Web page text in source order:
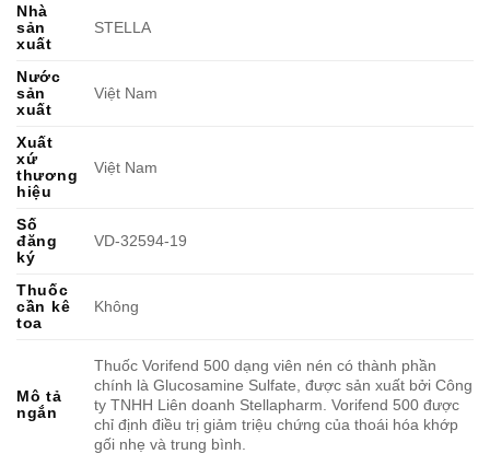
Nhà
sản
xuất
STELLA
Nước
sản
xuất
Việt Nam
Xuất
xứ
thương
hiệu
Việt Nam
Số
đăng
ký
VD-32594-19
Thuốc
cần kê
toa
Không
Mô tả
ngắn
Thuốc Vorifend 500 dạng viên nén có thành phần
chính là Glucosamine Sulfate, được sản xuất bởi Công
ty TNHH Liên doanh Stellapharm. Vorifend 500 được
chỉ định điều trị giảm triệu chứng của thoái hóa khớp
gối nhẹ và trung bình.